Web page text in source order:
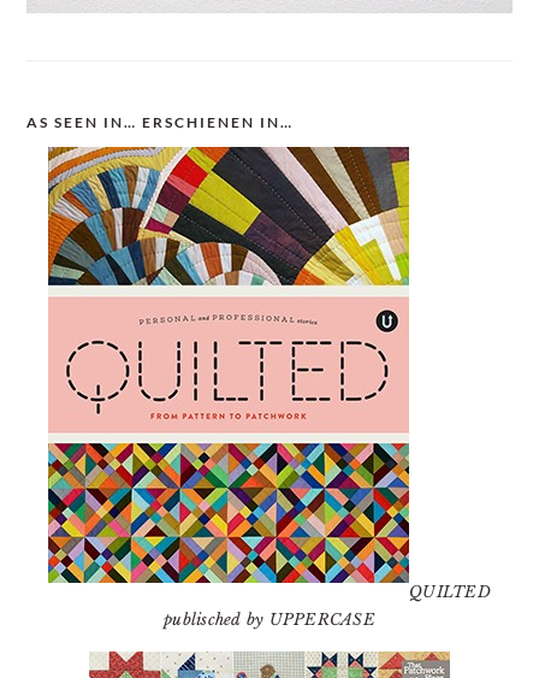
AS SEEN IN… ERSCHIENEN IN…
QUILTED
publisched by UPPERCASE